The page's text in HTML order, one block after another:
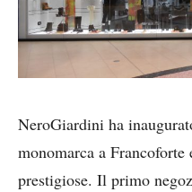
NeroGiardini ha
monomarca a
prestigiose. Il primo